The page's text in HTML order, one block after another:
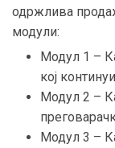
одржлива
модули:
Модул 1 –
кој
Модул 2 –
Модул 3 –